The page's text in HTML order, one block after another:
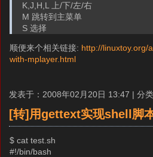
K,J,H,L 上/下/左/右
M 跳转到主菜单
S 选择
顺便来个相关链接: http://linuxtoy.org/
with-mplayer.html
发表于：2008年02月20日 13:47 | 分
[转]用gettext实现shell脚
$ cat test.sh
#!/bin/bash